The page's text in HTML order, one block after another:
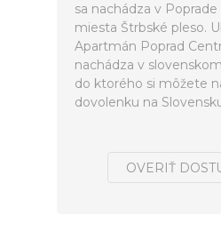
sa nachádza v
miesta Štrbské pleso.
Apartmán Poprad
nachádza v
do ktorého si môžete
dovolenku na
OVERIŤ